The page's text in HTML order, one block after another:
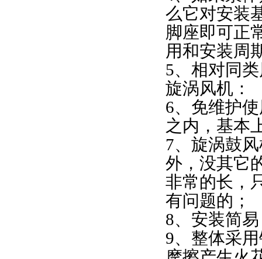
么它对安装
脚座即可正
用和安装周
5、相对同
旋涡风机：
6、免维护
之内，基本
7、旋涡鼓
外，没其它
非常的长，
有问题的；
8、安装简
9、整体采